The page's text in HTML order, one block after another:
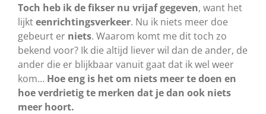
Toch heb ik de fikser nu vrijaf gegeven, want het
lijkteenrichtingsverkeer. Nu ik niets meer doe
gebeurt er niets. Waarom komt me dit toch zo
bekend voor? Ik die altijd liever wil dan de ander, de
ander die er blijkbaar vanuit gaat dat ik wel weer
kom… Hoe eng is het om niets meer te doen en
hoe verdrietig te merken dat je dan ook niets
meer hoort.